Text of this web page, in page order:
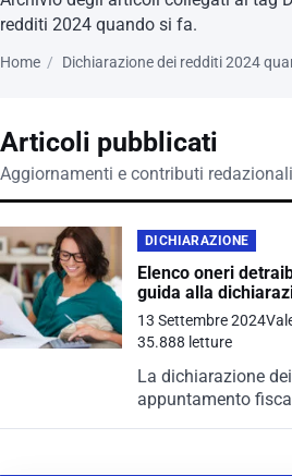
redditi 2024 quando si fa.
Home Dichiarazione dei redditi 2024
Articoli pubblicati
Aggiornamenti e contributi
DICHIARAZIONE
Elenco oneri
guida alla
13 Settembre 2024
35.888 letture
La dichiarazione
appuntamento